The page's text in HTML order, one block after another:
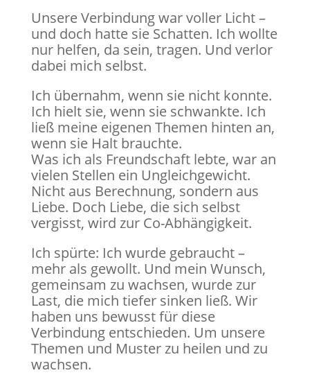
Unsere Verbindung war voller Licht –
und doch hatte sie Schatten. Ich wollte
nur helfen, da sein, tragen. Und verlor
dabei mich selbst.
Ich übernahm, wenn sie nicht konnte.
Ich hielt sie, wenn sie schwankte. Ich
ließ meine eigenen Themen hinten an,
wenn sie Halt brauchte.
Was ich als Freundschaft lebte, war an
vielen Stellen ein Ungleichgewicht.
Nicht aus Berechnung, sondern aus
Liebe. Doch Liebe, die sich selbst
vergisst, wird zur Co-Abhängigkeit.
Ich spürte: Ich wurde gebraucht –
mehr als gewollt. Und mein Wunsch,
gemeinsam zu wachsen, wurde zur
Last, die mich tiefer sinken ließ. Wir
haben uns bewusst für diese
Verbindung entschieden. Um unsere
Themen und Muster zu heilen und zu
wachsen.